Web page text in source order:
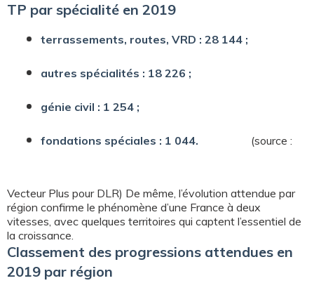
TP par spécialité en 2019
terrassements, routes, VRD : 28 144 ;
autres spécialités : 18 226 ;
génie civil : 1 254 ;
fondations spéciales : 1 044. (source :
Vecteur Plus pour DLR) De même, l’évolution attendue par
région confirme le phénomène d’une France à deux
vitesses, avec quelques territoires qui captent l’essentiel de
la croissance.
Classement des progressions attendues en
2019 par région